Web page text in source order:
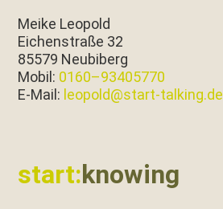
Meike Leopold
Eichen­straße 32
85579 Neubiberg
Mobil: 0160–93405770
E‑Mail: leopold@start-talking.de
start:knowing